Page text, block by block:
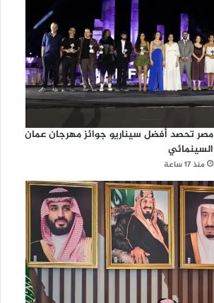
مصر تحصد أفضل سيناريو جوائز مهرجان عمان
السينمائي
منذ 17 ساعة